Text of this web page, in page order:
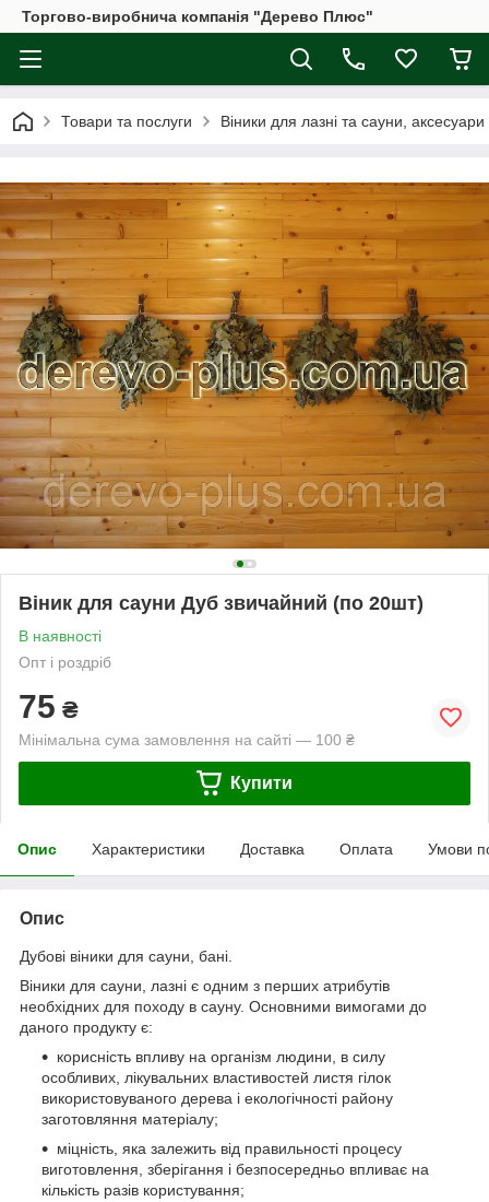
Торгово-виробнича компанія "Дерево Плюс"
Товари та послуги Віники для лазні та сауни, аксесуари
Віник для сауни Дуб звичайний (по 20шт)
В наявності
Опт і роздріб
75 ₴
Мінімальна сума замовлення на сайті — 100 ₴
Купити
Опис Характеристики Доставка Оплата Умови
Опис
Дубові віники для сауни, бані.
Віники для сауни, лазні є одним з перших атрибутів
необхідних для походу в сауну. Основними вимогами до
даного продукту є:
корисність впливу на організм людини, в силу
особливих, лікувальних властивостей листя гілок
використовуваного дерева і екологічності району
заготовляння матеріалу;
міцність, яка залежить від правильності процесу
виготовлення, зберігання і безпосередньо впливає на
кількість разів користування;